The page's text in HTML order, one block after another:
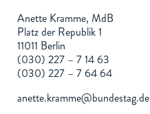
Anette Kramme, MdB
Platz der Republik 1
11011 Berlin
(030) 227 – 7 14 63
(030) 227 – 7 64 64
anette.kramme@bundestag.de